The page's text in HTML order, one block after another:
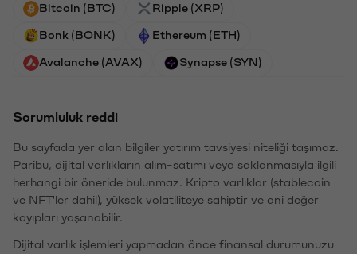
Bitcoin (BTC) Ripple (XRP)
Bonk (BONK) Ethereum (ETH)
Avalanche (AVAX) Synapse (SYN)
Sorumluluk reddi
Bu sayfada yer alan bilgiler yatırım tavsiyesi niteliği taşımaz.
Paribu, dijital varlıkların alım-satımı veya saklanmasıyla ilgili
herhangi bir öneride bulunmaz. Kripto varlıklar (stablecoin
ve NFT'ler dahil), yüksek volatiliteye sahiptir ve ani değer
kayıpları yaşanabilir.
Dijital varlık işlemleri yapmadan önce finansal durumunuzu